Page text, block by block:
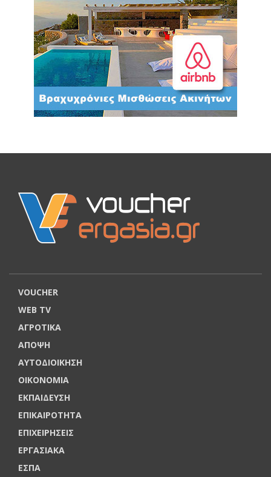
VOUCHER
WEB TV
ΑΓΡΟΤΙΚΑ
ΑΠΟΨΗ
ΑΥΤΟΔΙΟΙΚΗΣΗ
ΟΙΚΟΝΟΜΙΑ
ΕΚΠΑΙΔΕΥΣΗ
ΕΠΙΚΑΙΡΟΤΗΤΑ
ΕΠΙΧΕΙΡΗΣΕΙΣ
ΕΡΓΑΣΙΑΚΑ
ΕΣΠΑ